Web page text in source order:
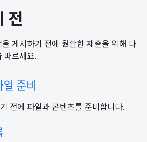
전
게시하기 전에 원활한 제출을 위해 다
따르세요.
준비
전에 파일과 콘텐츠를 준비합니다.